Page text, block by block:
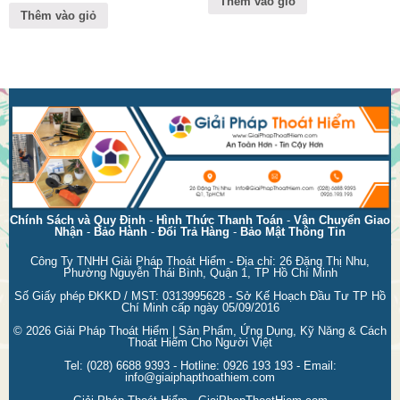
5 sao
Thêm vào giỏ
Chính Sách và Quy Định - Hình Thức Thanh Toán - Vận Chuyển Giao
Nhận - Bảo Hành - Đổi Trả Hàng - Bảo Mật Thông Tin
Công Ty TNHH Giải Pháp Thoát Hiểm - Địa chỉ: 26 Đặng Thị Nhu,
Phường Nguyễn Thái Bình, Quận 1, TP Hồ Chí Minh
Số Giấy phép ĐKKD / MST: 0313995628 - Sở Kế Hoạch Đầu Tư TP Hồ
Chí Minh cấp ngày 05/09/2016
© 2026 Giải Pháp Thoát Hiểm | Sản Phẩm, Ứng Dụng, Kỹ Năng & Cách
Thoát Hiểm Cho Người Việt
Tel: (028) 6688 9393- Hotline: 0926 193 193- Email:
info@giaiphapthoathiem.com